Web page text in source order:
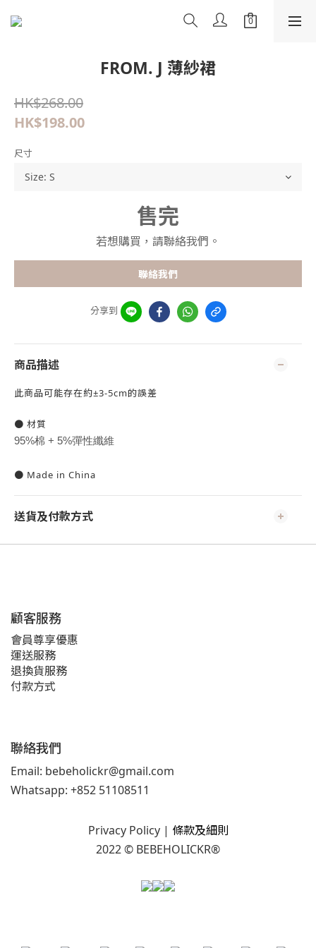
FROM. J 薄紗裙
HK$268.00
HK$198.00
尺寸
售完
若想購買，請聯絡我們。
聯絡我們
分享到
商品描述
此商品可能存在約±3-5cm的誤差
● 材質
95%棉 + 5%彈性纖維
● Made in China
送貨及付款方式
顧客服務
會員尊享優惠
運送服務
退換貨服務
付款方式
聯絡我們
Email: bebeholickr@gmail.com
Whatsapp: +852 51108511
Privacy Policy| 條款及細則
2022 © BEBEHOLICKR®